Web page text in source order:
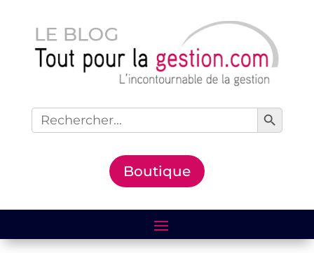
Search
for:
Search Button
Boutique